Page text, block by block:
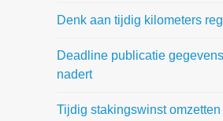
Denk aan tijdig kilometers
Deadline publicatie
nadert
Tijdig stakingswinst